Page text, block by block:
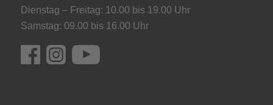
Dienstag – Freitag: 10.00 bis 19.00 Uhr
Samstag: 09.00 bis 16.00 Uhr